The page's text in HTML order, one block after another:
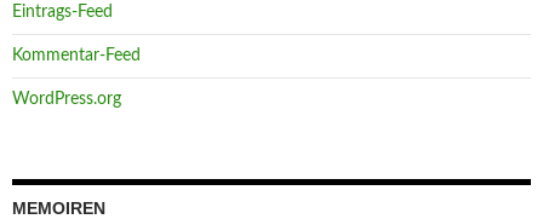
Eintrags-Feed
Kommentar-Feed
WordPress.org
MEMOIREN